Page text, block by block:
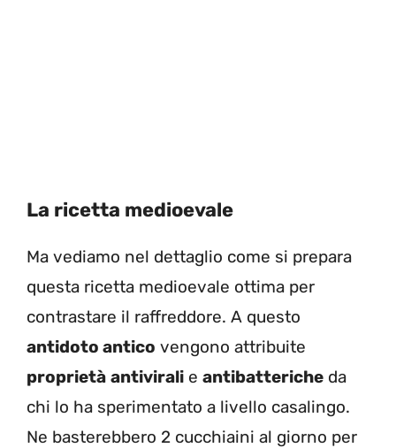
La ricetta medioevale
Ma vediamo nel dettaglio come si prepara
questa ricetta medioevale ottima per
contrastare il raffreddore. A questo
antidoto antico vengono attribuite
proprietà antivirali e antibatteriche da
chi lo ha sperimentato a livello casalingo.
Ne basterebbero 2 cucchiaini al giorno per